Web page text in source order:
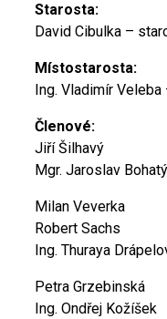
Starosta:
David Cibulka –
Místostarosta:
Ing. Vladimír
Členové:
Jiří Šilhavý
Mgr. Jaroslav Bohatý
Milan Veverka
Robert Sachs
Ing. Thuraya
Petra Grzebinská
Ing. Ondřej Kožíšek